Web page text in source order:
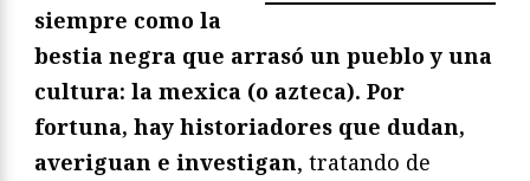
siempre como la
bestia negra que arrasó un pueblo y una
cultura: la mexica (o azteca). Por
fortuna, hay historiadores que dudan,
averiguan e investigan, tratando de